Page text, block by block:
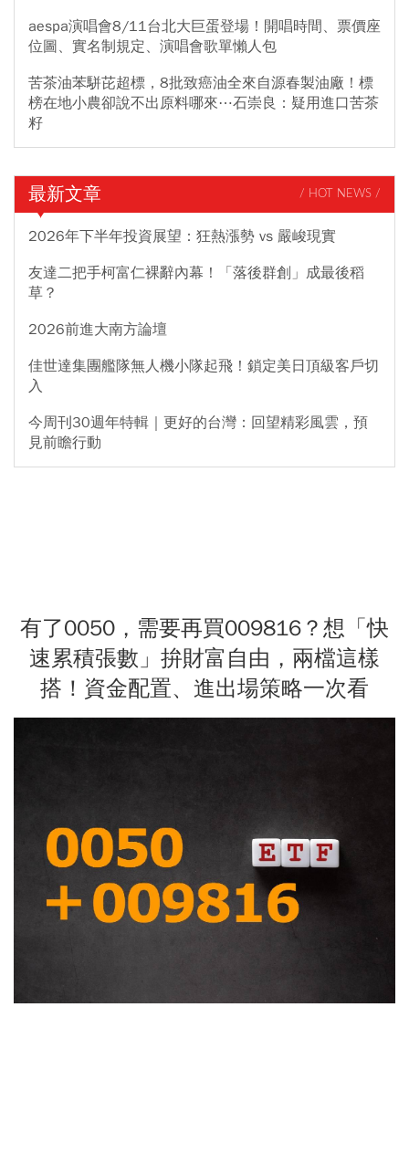
aespa演唱會8/11台北大巨蛋登場！開唱時間、票價座
位圖、實名制規定、演唱會歌單懶人包
苦茶油苯駢芘超標，8批致癌油全來自源春製油廠！標
榜在地小農卻說不出原料哪來⋯石崇良：疑用進口苦茶
籽
最新文章 / HOT NEWS /
2026年下半年投資展望：狂熱漲勢 vs 嚴峻現實
友達二把手柯富仁裸辭內幕！「落後群創」成最後稻
草？
2026前進大南方論壇
佳世達集團艦隊無人機小隊起飛！鎖定美日頂級客戶切
入
今周刊30週年特輯｜更好的台灣：回望精彩風雲，預
見前瞻行動
有了0050，需要再買009816？想「快
速累積張數」拚財富自由，兩檔這樣
搭！資金配置、進出場策略一次看